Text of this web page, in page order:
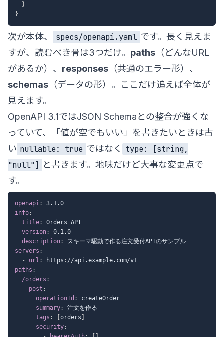
}
}
次が本体、 specs/openapi.yaml です。長く見えま
すが、読むべき骨は3つだけ。 paths （どんなURL
があるか）、 responses （共通のエラー形）、
schemas （データの形）。ここだけ追えば全体が
見えます。
OpenAPI 3.1ではJSON Schemaとの整合が強くな
っていて、「値が空でもいい」を書きたいときは古
い nullable: true ではなく type: [string,
"null"]
と書きます。地味だけど大事な変更点で
す。
openapi:
info:
title:
Orders API
version:
0.1.0
description:
servers :
-
url : https :
paths :
/orders :
post :
operationId :
createOrder
summary:
注文を作る
tags : orders
security: